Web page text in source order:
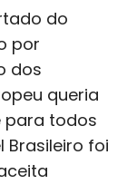
do
por
dos
queria
para todos
Brasileiro foi